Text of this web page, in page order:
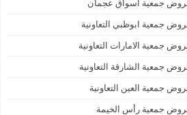
جمعية أسواق عجمان
جمعية ابوظبي التعاونية
جمعية الامارات التعاونية
جمعية الشارقة التعاونية
جمعية العين التعاونية
جمعية رأس الخيمة